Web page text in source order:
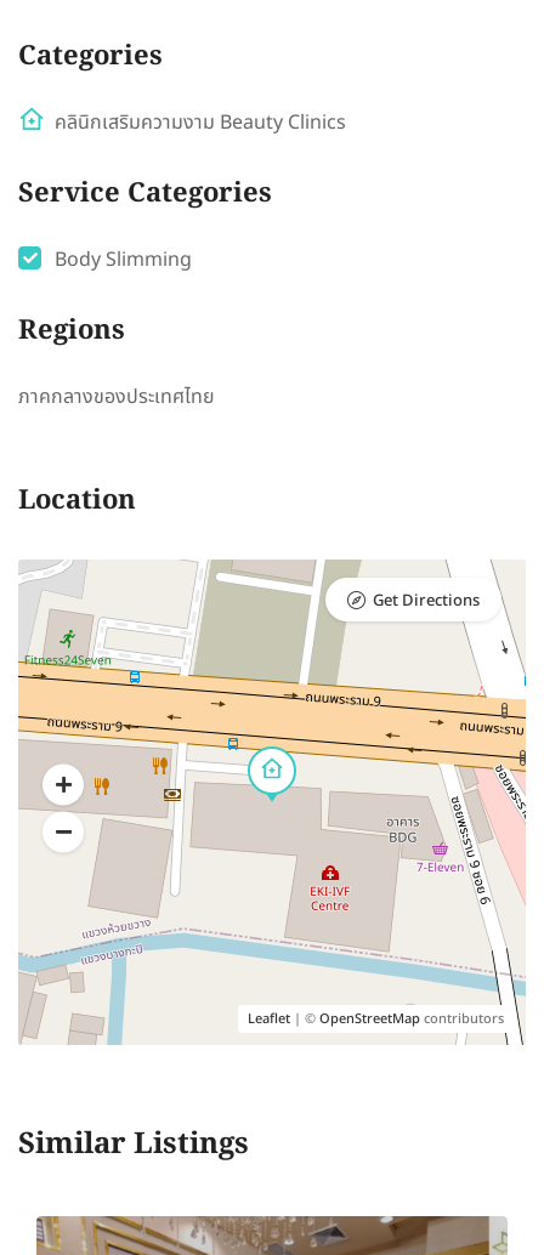
Categories
คลินิกเสริมความงาม Beauty Clinics
Service Categories
Body Slimming
Regions
ภาคกลางของประเทศไทย
Location
Leaflet | ©OpenStreetMapcontributors
Get Directions
Similar Listings